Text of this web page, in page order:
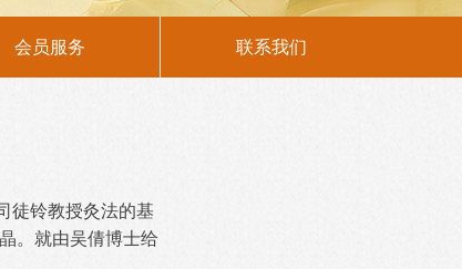
会员服务 联系我们
徒铃教授灸法的基
。就由吴倩博士给